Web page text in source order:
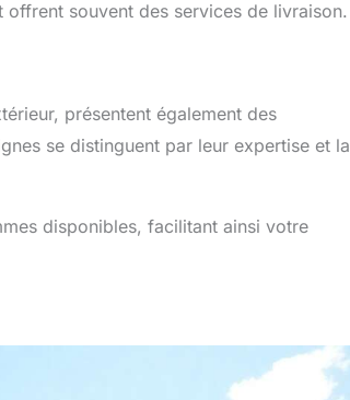
offrent souvent des services de livraison.
présentent également des
se distinguent par leur expertise et la
disponibles, facilitant ainsi votre